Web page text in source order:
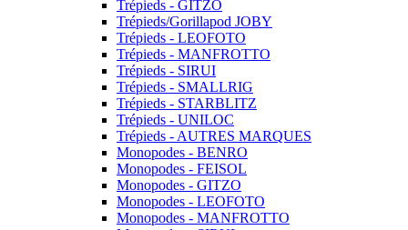
Trépieds - GITZO
Trépieds/Gorillapod JOBY
Trépieds - LEOFOTO
Trépieds - MANFROTTO
Trépieds - SIRUI
Trépieds - SMALLRIG
Trépieds - STARBLITZ
Trépieds - UNILOC
Trépieds - AUTRES MARQUES
Monopodes - BENRO
Monopodes - FEISOL
Monopodes - GITZO
Monopodes - LEOFOTO
Monopodes - MANFROTTO